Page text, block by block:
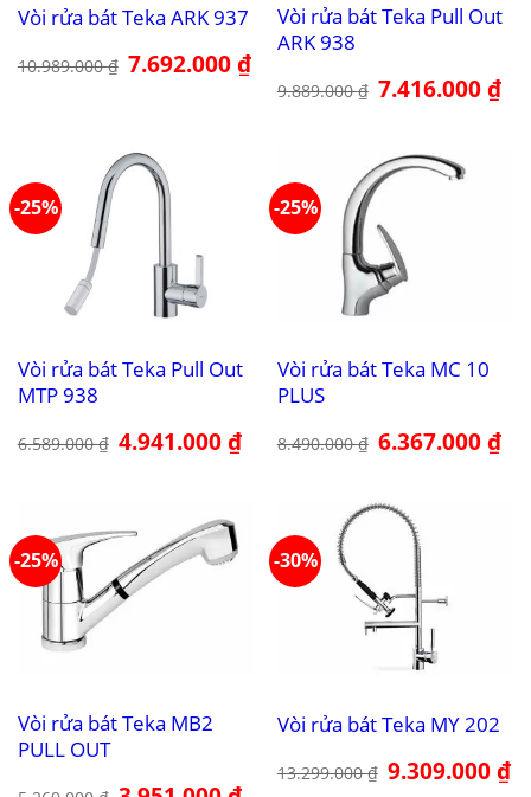
Vòi rửa bát Teka ARK 937
10.989.000₫ Giá
gốc
7.692.000₫Giá
hiện
Vòi rửa bát Teka Pull Out
ARK 938
9.889.000₫ Giá
gốc
7.416.000₫Giá
-25%
Vòi rửa bát Teka Pull Out
MTP 938
6.589.000₫ Giá
gốc
4.941.000₫Giá
hiện
-25%
Vòi rửa bát Teka MC 10
PLUS
8.490.000₫ Giá
gốc
6.367.000₫Giá
-25%
Vòi rửa bát Teka MB2
PULL OUT
Giá Giá
-30%
Vòi rửa bát Teka MY 202
13.299.000₫ Giá
gốc
9.309.000₫